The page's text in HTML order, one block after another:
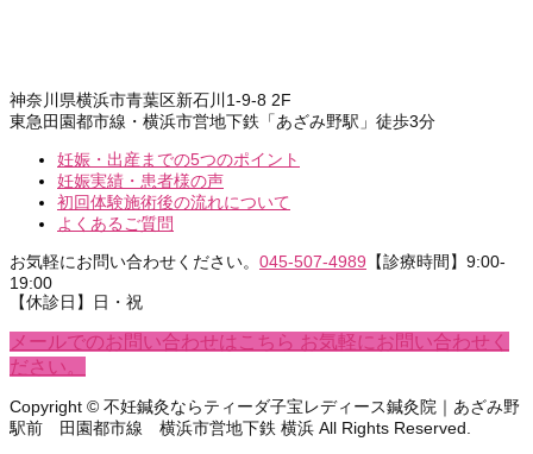
神奈川県横浜市青葉区新石川1-9-8 2F
東急田園都市線・横浜市営地下鉄「あざみ野駅」徒歩3分
妊娠・出産までの5つのポイント
妊娠実績・患者様の声
初回体験施術後の流れについて
よくあるご質問
お気軽にお問い合わせください。 045-507-4989 【診療時間】9:00-
19:00
【休診日】日・祝
メールでのお問い合わせはこちら お気軽にお問い合わせく
ださい。
Copyright © 不妊鍼灸ならティーダ子宝レディース鍼灸院｜あざみ野
駅前 田園都市線 横浜市営地下鉄 横浜 All Rights Reserved.